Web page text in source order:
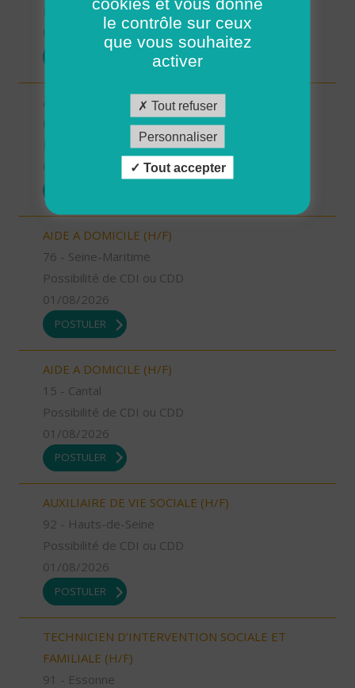
Possibilité de CDI ou CDD
01/08/2026
AIDE SOIGNANT (H/F)
06 - Alpes-Maritimes
Possibilité de CDI ou CDD
AIDE A DOMICILE (H/F)
76 - Seine-Maritime
Possibilité de CDI ou CDD
01/08/2026
POSTULER
AIDE A DOMICILE (H/F)
15 - Cantal
Possibilité de CDI ou CDD
01/08/2026
POSTULER
AUXILIAIRE DE VIE SOCIALE (H/F)
92 - Hauts-de-Seine
Possibilité de CDI ou CDD
01/08/2026
POSTULER
TECHNICIEN D’INTERVENTION SOCIALE ET
FAMILIALE (H/F)
91 - Essonne
le contrôle sur ceux
que vous souhaitez
activer
Tout refuser
Personnaliser
Tout accepter